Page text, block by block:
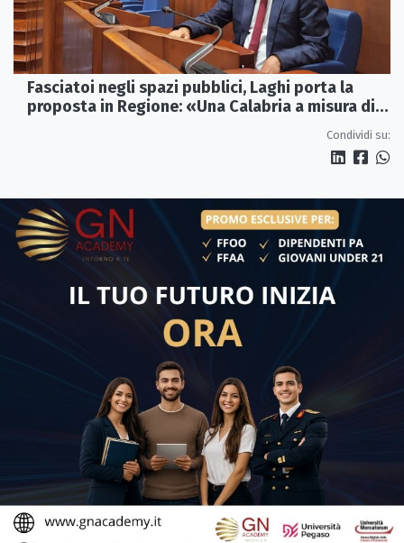
Fasciatoi negli spazi pubblici, Laghi porta la
proposta in Regione: «Una Calabria a misura di
Condividi su: